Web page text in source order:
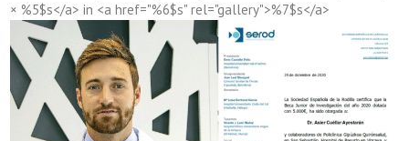
× %5$s</a> in <a href="%6$s" rel="gallery">%7$s</a>